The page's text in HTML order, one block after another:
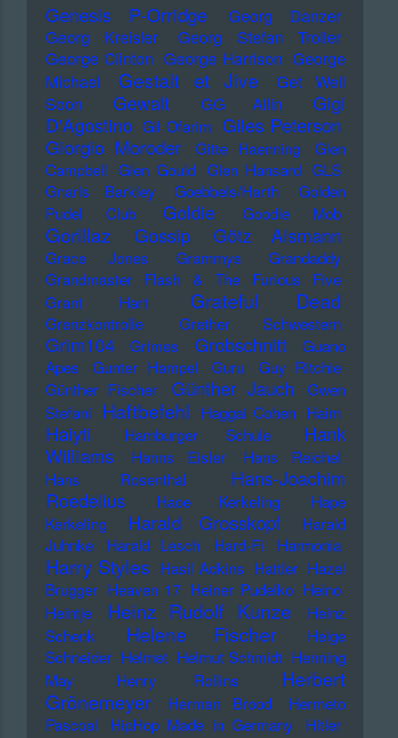
Genesis P-Orridge
Georg Danzer
Georg Kreisler
Georg Stefan Troller
George Clinton George Harrison George
Michael
Gestalt et Jive
Get Well
Soon
Gewalt GG Allin
Gigi
D'Agostino Gil Ofarim Giles Peterson
Giorgio Moroder
Gitte Haenning
Glen
Campbell Glen Gould Glen Hansard GLS
Gnarls Barkley
Goebbels/Harth
Golden
Pudel Club
Goldie Goodie Mob
Gorillaz Gossip Götz Alsmann
Grace Jones Grammys
Grandaddy
Grandmaster Flash & The Furious Five
Grant Hart
Grateful Dead
Grenzkontrolle Grether Schwestern
Grim104 Grimes Grobschnitt
Guano
Apes
Gunter Hampel Guru
Guy Ritchie
Günther Fischer
Günther Jauch
Gwen
Stefani Haftbefehl Haggai Cohen Haim
Haiyti Hamburger Schule
Hank
Williams
Hanns Eisler
Hans Reichel
Hans Rosenthal
Hans-Joachim
Roedelius
Haoe Kerkeling
Hape
Kerkeling
Harald Grosskopf
Harald
Juhnke
Harald Lesch Hard-Fi Harmonia
Harry Styles Hasil Adkins Hattler Hazel
Brugger Heaven 17 Heiner Pudelko Heino
Heintje
Heinz Rudolf Kunze
Heinz
Schenk
Helene Fischer
Helge
Schneider Helmet Helmut Schmidt Henning
May
Henry Rollins
Herbert
Grönemeyer
Herman Brood
Hermeto
Pascoal
HipHop Made in Germany
Hitler